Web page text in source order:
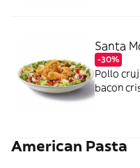
Santa
-30%
Pollo
bacon
American Pasta